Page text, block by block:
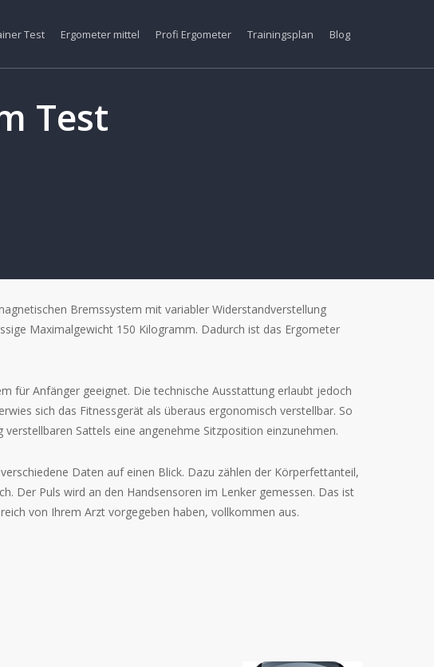
Test Ergometer mittel Profi Ergometer Trainingsplan Blog
Test
Bremssystem mit variabler Widerstandverstellung
Maximalgewicht 150 Kilogramm. Dadurch ist das Ergometer
für Anfänger geeignet. Die technische Ausstattung erlaubt jedoch
sich das Fitnessgerät als überaus ergonomisch verstellbar. So
Sattels eine angenehme Sitzposition einzunehmen.
Daten auf einen Blick. Dazu zählen der Körperfettanteil,
Der Puls wird an den Handsensoren im Lenker gemessen. Das ist
von Ihrem Arzt vorgegeben haben, vollkommen aus.